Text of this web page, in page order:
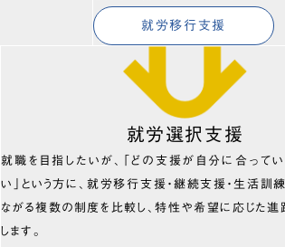
就労移行支援
就労選択支援
就職を目指したいが、「どの支援が自分に合って
い」という方に、就労移行支援・継続支援・生活訓
ながる複数の制度を比較し、特性や希望に応じた
します。